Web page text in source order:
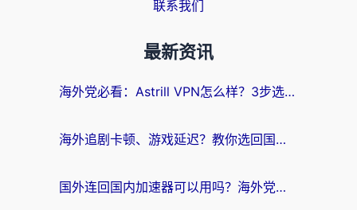
联系我们
最新资讯
海外党必看：Astrill VPN怎么样？3步选对回国加速器实现无缝刷剧玩游戏
海外追剧卡顿、游戏延迟？教你选回国加速器，附免费加速器试用一小时福利
国外连回国内加速器可以用吗？海外党亲测实用指南，解决追剧游戏卡顿难题